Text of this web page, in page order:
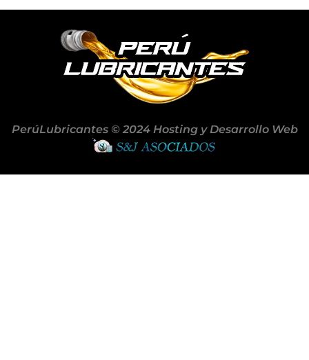
PerúLubricantes © 2024 Hosting y Desarrollo Web